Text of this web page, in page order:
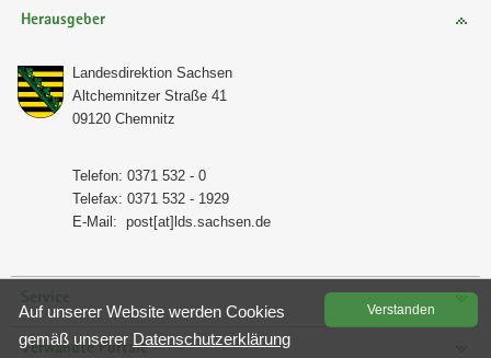
Herausgeber
Lan­des­di­rek­ti­on Sach­sen
Alt­chem­nit­zer Stra­ße 41
09120 Chem­nitz
Te­le­fon: 0371 532 - 0
Te­le­fax: 0371 532 - 1929
E-​Mail: post[at]lds.sach­sen.de
Verwandte Portale
Ver­stan­den
Auf un­se­rer Web­site wer­den Coo­kies
gemäß un­se­rer Da­ten­schutz­er­klä­rung